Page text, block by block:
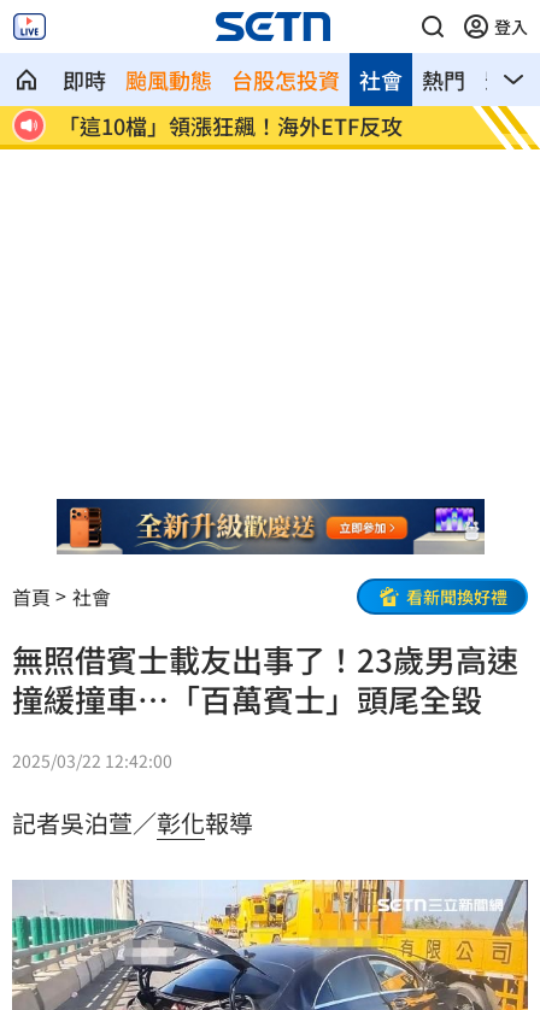
登入
即時 颱風動態 台股怎投資 熱門 影音
社會
19歲男上國道「離奇火燒車」3人急逃保
命
避開
首頁 社會 看新聞換好禮
無照借賓士載友出事了！23歲男高速
撞緩撞車…「百萬賓士」頭尾全毀
2025/03/22 12:42:00
記者吳泊萱／彰化報導